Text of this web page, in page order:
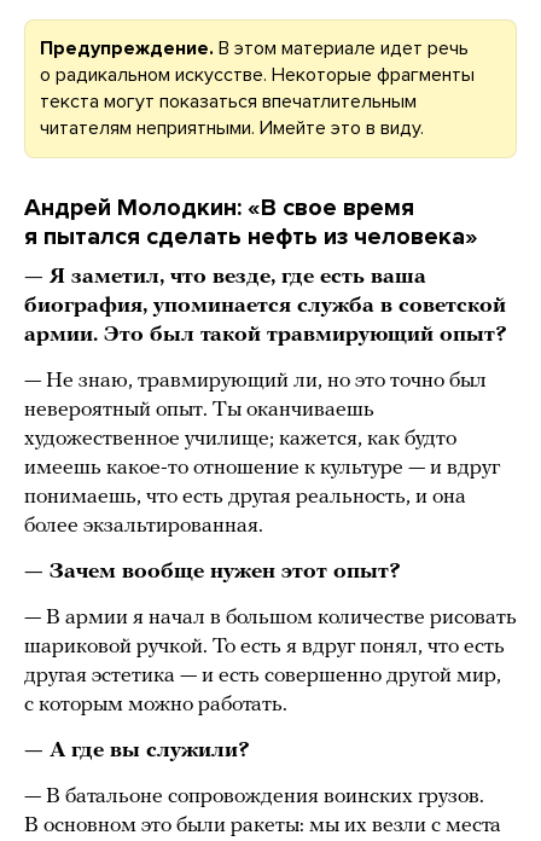
Предупреждение. В этом материале идет речь
о радикальном искусстве. Некоторые фрагменты
текста могут показаться впечатлительным
читателям неприятными. Имейте это в виду.
Андрей Молодкин: «В свое время
я пытался сделать нефть из человека»
— Я заметил, что везде, где есть ваша
биография, упоминается служба в советской
армии. Это был такой травмирующий опыт?
— Не знаю, травмирующий ли, но это точно был
невероятный опыт. Ты оканчиваешь
художественное училище; кажется, как будто
имеешь какое-то отношение к культуре — и вдруг
понимаешь, что есть другая реальность, и она
более экзальтированная.
— Зачем вообще нужен этот опыт?
— В армии я начал в большом количестве рисовать
шариковой ручкой. То есть я вдруг понял, что есть
другая эстетика — и есть совершенно другой мир,
с которым можно работать.
— А где вы служили?
— В батальоне сопровождения воинских грузов.
В основном это были ракеты: мы их везли с места